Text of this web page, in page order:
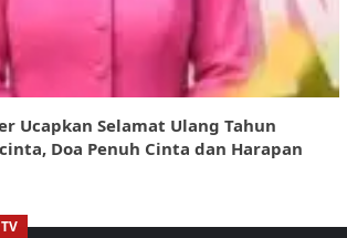
Ucapkan Selamat Ulang Tahun
Doa Penuh Cinta dan Harapan